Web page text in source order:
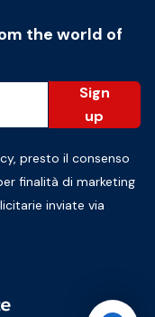
the world of
Sign
up
, presto il consenso
finalità di marketing
inviate via